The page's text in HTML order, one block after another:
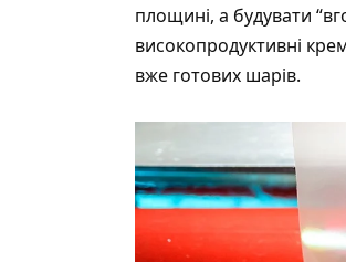
площині, а будувати
високопродуктивні
вже готових шарів.